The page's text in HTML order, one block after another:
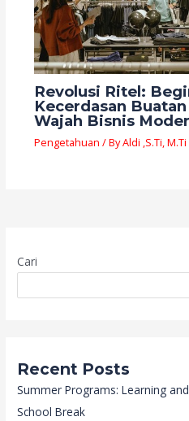
Revolusi Ritel:
Kecerdasan
Wajah Bisnis
Pengetahuan / ByAldi ,S.Ti, M.Ti
Cari
Recent Posts
Summer Programs: Learning
School Break